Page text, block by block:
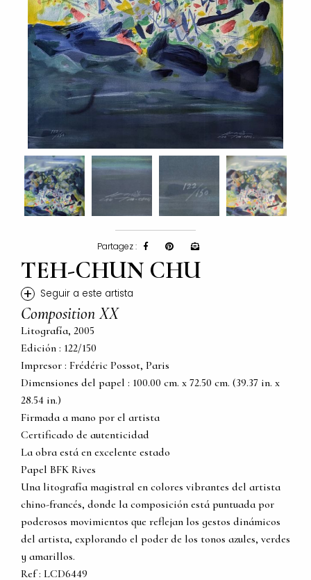
Partagez :
TEH-CHUN CHU
+ Seguir a este artista
Composition XX
Litografía, 2005
Edición : 122/150
Impresor : Frédéric Possot, Paris
Dimensiones del papel : 100.00 cm. x 72.50 cm. (39.37 in. x
28.54 in.)
Firmada a mano por el artista
Certificado de autenticidad
La obra está en excelente estado
Papel BFK Rives
Una litografía magistral en colores vibrantes del artista
chino-francés, donde la composición está puntuada por
poderosos movimientos que reflejan los gestos dinámicos
del artista, explorando el poder de los tonos azules, verdes
y amarillos.
Ref : LCD6449